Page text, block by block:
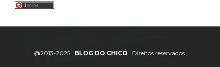
@2013-2025 . BLOG DO CHICÓ . Direitos reservados.